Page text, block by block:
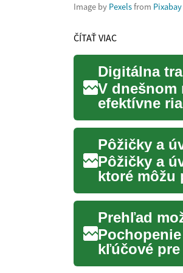
Image by Pexelsfrom Pixabay
ČÍTAŤ VIAC
Digitálna
V dnešnom
efektívne
Digitálna t...
Pôžičky a
Pôžičky a
ktoré môžu
svoje ciele.
Prehľad
kľúčové
finančnú